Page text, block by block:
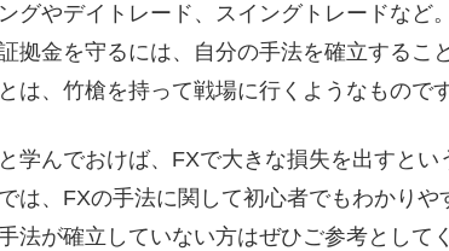
グやデイトレード、スイングトレードなど
拠金を守るには、自分の手法を確立するこ
は、竹槍を持って戦場に行くようなものです
学んでおけば、FXで大きな損失を出すとい
は、FXの手法に関して初心者でもわかり
法が確立していない方はぜひご参考として